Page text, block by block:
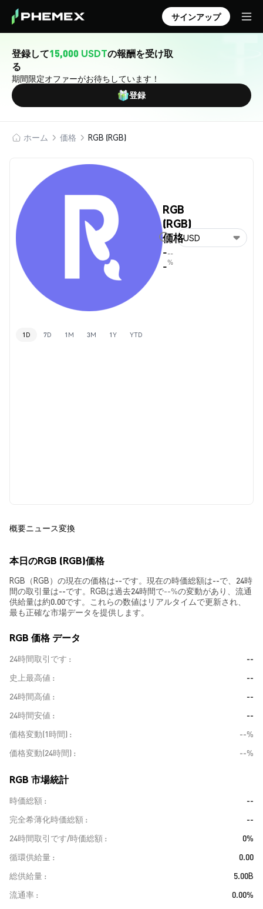
サインアップ
登録して15,000 USDTの報酬を受け取
る
期間限定オファーがお待ちしています！
登録
ホーム 価格 RGB (RGB)
RGB
(RGB)
価格
-
-
--
%
USD
1D 7D 1M 3M 1Y YTD
概要ニュース変換
本日のRGB (RGB)価格
RGB（RGB）の現在の価格は--です。現在の時価総額は--で、24時
間の取引量は--です。RGBは過去24時間で--%の変動があり、流通
供給量は約0.00です。これらの数値はリアルタイムで更新され、
最も正確な市場データを提供します。
RGB 価格 データ
24時間取引です
--
史上最高値
--
24時間高値
--
24時間安値
--
価格変動(1時間)
--%
価格変動(24時間)
--%
RGB 市場統計
時価総額
--
完全希薄化時価総額
--
24時間取引です/時価総額
0%
循環供給量
0.00
総供給量
5.00B
流通率
0.00%